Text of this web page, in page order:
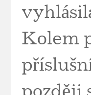
Kolem